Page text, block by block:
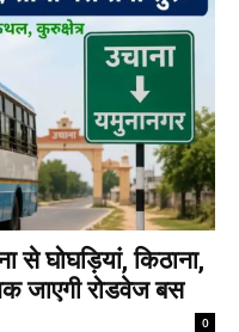
घोघड़ियां, किठाना,
जाएगी रोडवेज बस
0